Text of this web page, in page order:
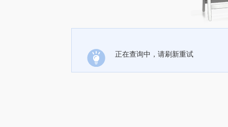
正在查询中，请刷新重试